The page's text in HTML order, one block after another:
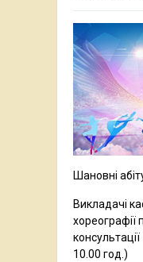
Шановні
Викладачі
хореографії
10.00 год.)